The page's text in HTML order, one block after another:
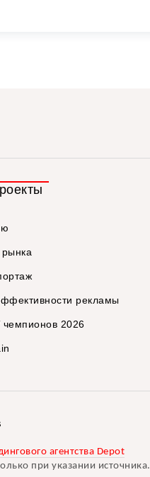
рекламы
чемпионов 2026
агентства Depot
при указании источника.